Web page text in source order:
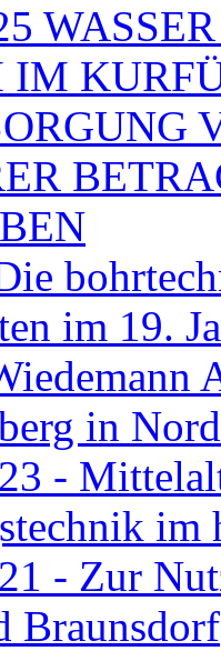
IM
im 19.
in
-
im
- Zur
Braunsdorf